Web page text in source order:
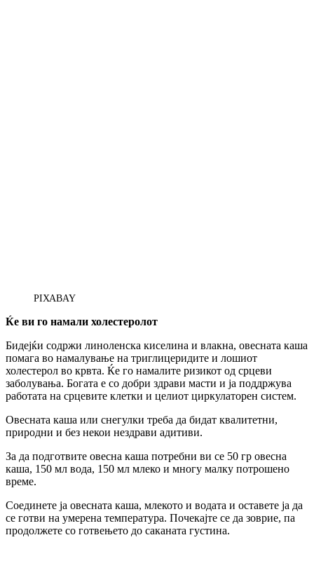
PIXABAY
Ќе ви го намали холестеролот
Бидејќи содржи линоленска киселина и влакна, овесната каша
помага во намалување на триглицеридите и лошиот
холестерол во крвта. Ќе го намалите ризикот од срцеви
заболувања. Богата е со добри здрави масти и ја поддржува
работата на срцевите клетки и целиот циркулаторен систем.
Овесната каша или снегулки треба да бидат квалитетни,
природни и без некои нездрави адитиви.
За да подготвите овесна каша потребни ви се 50 гр овесна
каша, 150 мл вода, 150 мл млеко и многу малку потрошено
време.
Соединете ја овесната каша, млекото и водата и оставете ја да
се готви на умерена температура. Почекајте се да зоврие, па
продолжете со готвењето до саканата густина.